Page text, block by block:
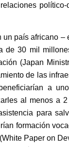
político-
país africano –
de 30 mil
(Japan
de las
a
al menos a
para
formación
White Paper on